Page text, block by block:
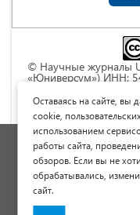
© Научные журналы
«Юниверсум») ИНН:
Commons «
Непортированная
Политика
Оставаясь на сайте, вы
cookie,
использованием
работы сайта,
обзоров. Если вы не
обрабатывались,
сайт.